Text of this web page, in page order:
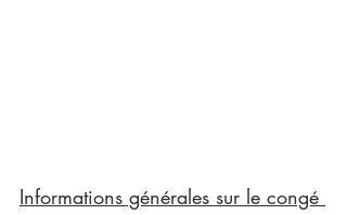
Informations générales sur le congé